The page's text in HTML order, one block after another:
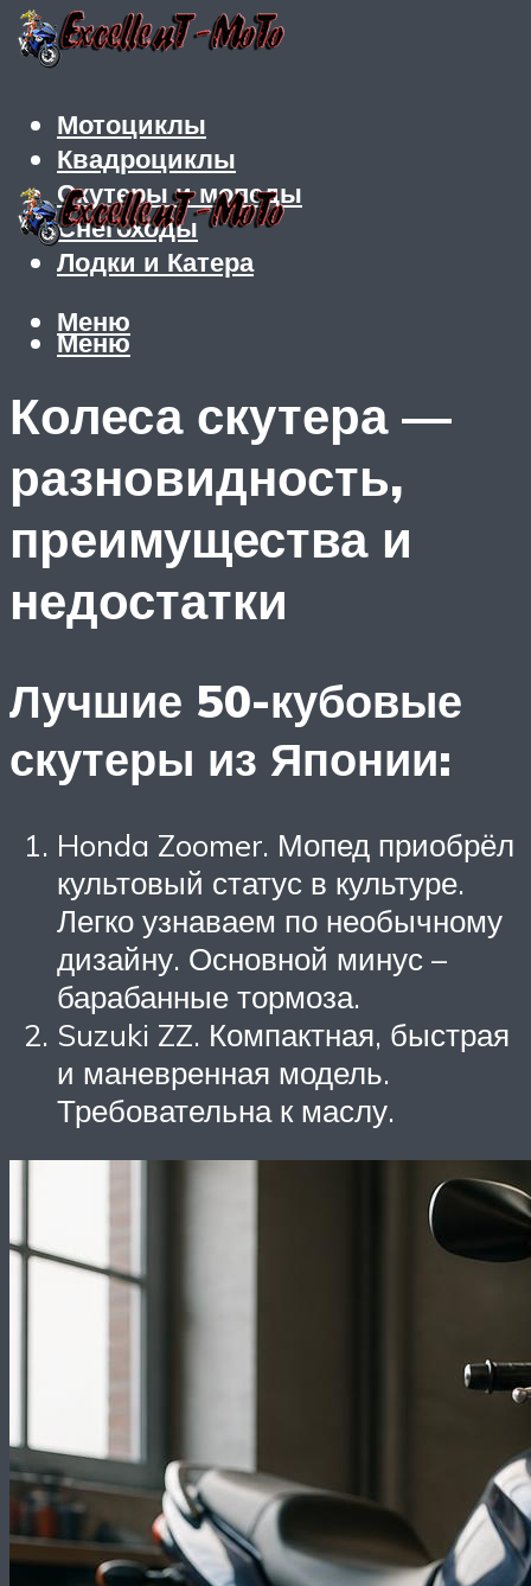
Мотоциклы
Квадроциклы
Скутеры и мопеды
Снегоходы
Лодки и Катера
Меню
Меню
Колеса скутера —
разновидность,
преимущества и
недостатки
Лучшие 50-кубовые
скутеры из Японии:
Honda Zoomer. Мопед приобрёл
культовый статус в культуре.
Легко узнаваем по необычному
дизайну. Основной минус –
барабанные тормоза.
Suzuki ZZ. Компактная, быстрая
и маневренная модель.
Требовательна к маслу.